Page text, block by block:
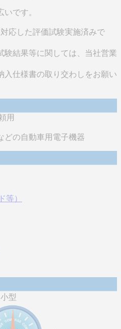
です。
応した評価試験実施済みで
験結果等に関しては、当社営業
入仕様書の取り交わしをお願い
用
どの自動車用電子機器
等）
小型